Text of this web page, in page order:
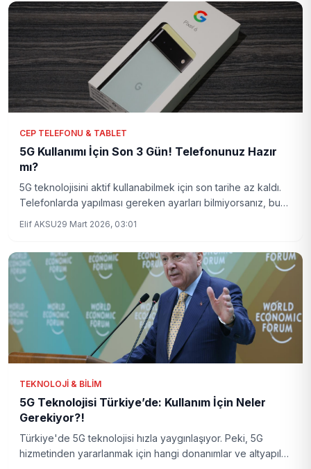
CEP TELEFONU & TABLET
5G Kullanımı İçin Son 3 Gün! Telefonunuz Hazır
mı?
5G teknolojisini aktif kullanabilmek için son tarihe az kaldı.
Telefonlarda yapılması gereken ayarları bilmiyorsanız, bu
Elif AKSU29 Mart 2026, 03:01
TEKNOLOJI & BILIM
5G Teknolojisi Türkiye’de: Kullanım İçin Neler
Gerekiyor?!
Türkiye'de 5G teknolojisi hızla yaygınlaşıyor. Peki, 5G
hizmetinden yararlanmak için hangi donanımlar ve altyapılar